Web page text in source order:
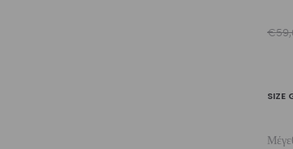
€
SIZE